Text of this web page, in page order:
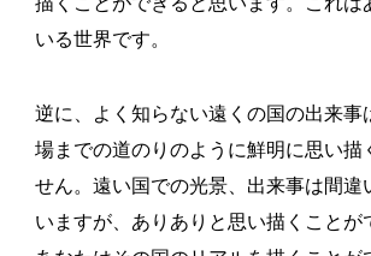
いる世界です。
逆に、よく知らない遠くの国の出来事
場までの道のりのように鮮明に思い描
せん。遠い国での光景、出来事は間違
いますが、ありありと思い描くことが